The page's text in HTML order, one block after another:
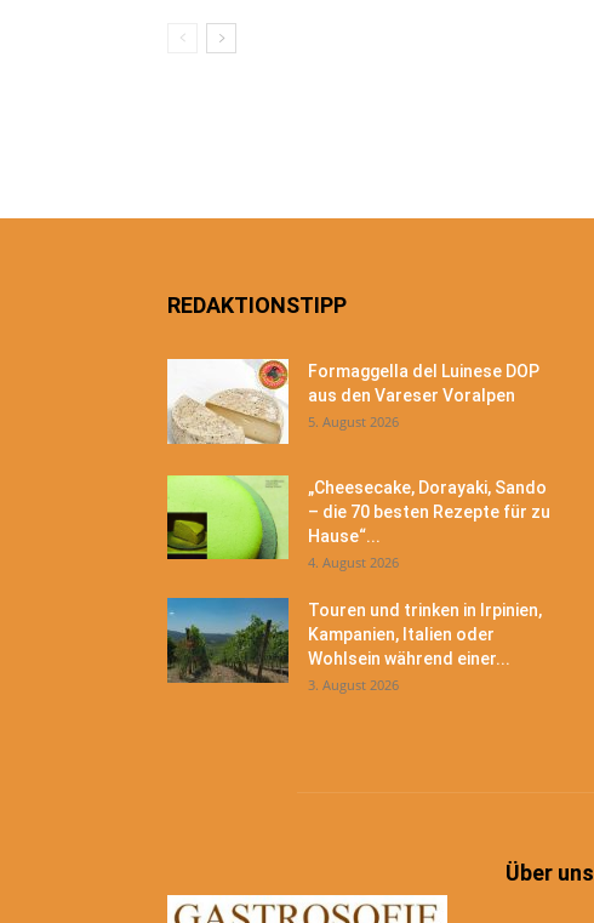
REDAKTIONSTIPP
Formaggella del Luinese DOP
aus den Vareser Voralpen
5. August 2026
„Cheesecake, Dorayaki, Sando
– die 70 besten Rezepte für zu
Hause“...
4. August 2026
Touren und trinken in Irpinien,
Kampanien, Italien oder
Wohlsein während einer...
3. August 2026
Über uns